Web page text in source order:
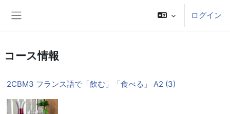
ログイン
コース情報
2CBM3 フランス語で「飲む」「食べる」 A2 (3)